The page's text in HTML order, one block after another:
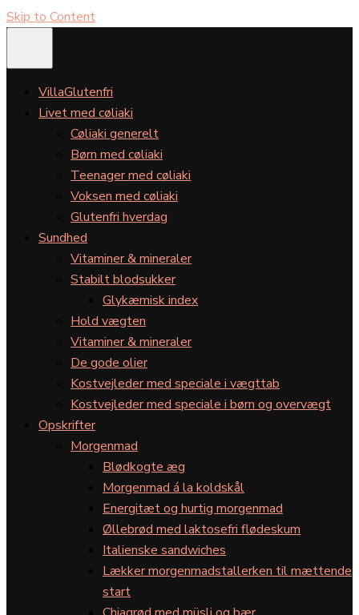
Skip to Content
VillaGlutenfri
Livet med cøliaki
Cøliaki generelt
Børn med cøliaki
Teenager med cøliaki
Voksen med cøliaki
Glutenfri hverdag
Sundhed
Vitaminer & mineraler
Stabilt blodsukker
Glykæmisk index
Hold vægten
Vitaminer & mineraler
De gode olier
Kostvejleder med speciale i vægttab
Kostvejleder med speciale i børn og overvægt
Opskrifter
Morgenmad
Blødkogte æg
Morgenmad á la koldskål
Energitæt og hurtig morgenmad
Øllebrød med laktosefri flødeskum
Italienske sandwiches
Lækker morgenmadstallerken til mættende
start